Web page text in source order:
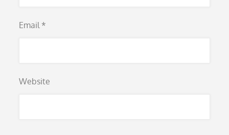
Email *
Website